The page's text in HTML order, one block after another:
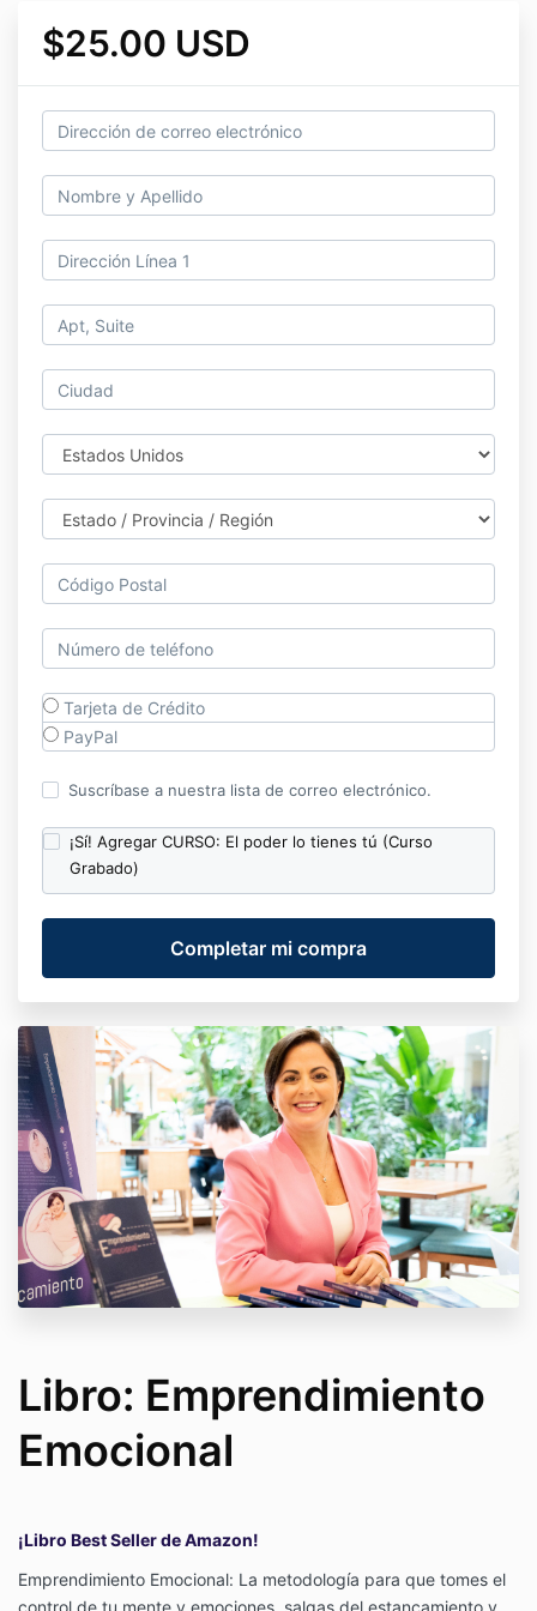
$25.00 USD
Tarjeta de Crédito
PayPal
Suscríbase a nuestra lista de correo electrónico.
¡Sí! Agregar CURSO: El poder lo tienes tú (Curso
Grabado)
Libro: Emprendimiento
Emocional
¡Libro Best Seller de Amazon!
Emprendimiento Emocional: La metodología para que tomes el